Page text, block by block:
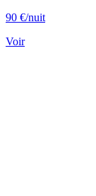
90 €/nuit
Voir